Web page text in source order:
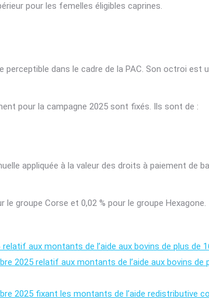
pour les femelles éligibles caprines.
perceptible dans le cadre de la PAC. Son octroi
pour la campagne 2025 sont fixés. Ils sont de :
appliquée à la valeur des droits à paiement de
groupe Corse et 0,02 % pour le groupe Hexagone.
aux montants de l’aide aux bovins de plus de
2025 relatif aux montants de l’aide aux bovins
2025 fixant les montants de l’aide redistributive